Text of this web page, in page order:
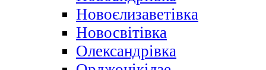
Новоєлизаветівка
Новосвітівка
Олександрівка